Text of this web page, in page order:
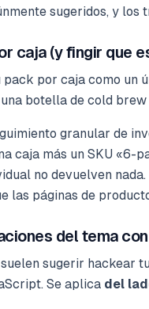
sugeridos, y los
caja (y fingir que
por caja como un
botella de cold
granular de
caja más un SKU «6-
no devuelven
las páginas de
del tema
sugerir hackear
Se aplica del